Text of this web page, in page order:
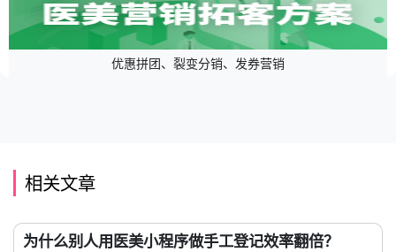
优惠拼团、裂变分销、发券营销
相关文章
为什么别人用医美小程序做手工登记效率翻倍？